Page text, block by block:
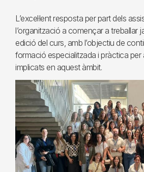
L’excel·lent resposta per part dels
l’organització a començar a treballar
edició del curs, amb l’objectiu de
formació especialitzada i pràctica per
implicats en aquest àmbit.